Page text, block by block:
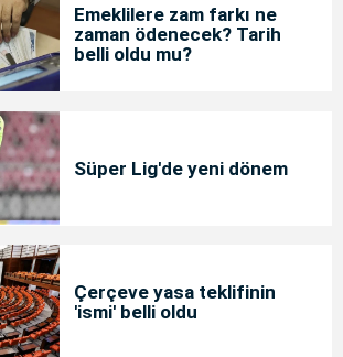
Emeklilere zam farkı ne
zaman ödenecek? Tarih
belli oldu mu?
Süper Lig'de yeni dönem
Çerçeve yasa teklifinin
'ismi' belli oldu